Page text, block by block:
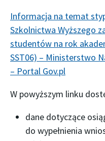
Informacja na temat
Szkolnictwa Wyższego
studentów na rok
SST06) – Ministerstwo
– Portal Gov.pl
W powyższym linku
dane dotyczące
do wypełnienia